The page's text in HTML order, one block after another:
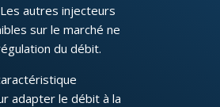
autres injecteurs
sur le marché ne
du débit.
adapter le débit à la